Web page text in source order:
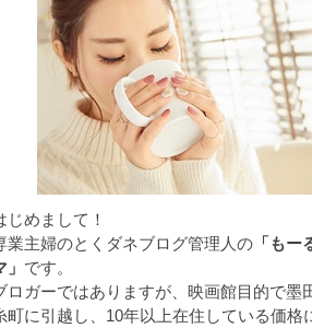
じめまして！
業主婦のとくダネブログ管理人の 「もー
」 です。
ロガーではありますが、映画館目的で墨
町に引越し、10年以上在住している価格